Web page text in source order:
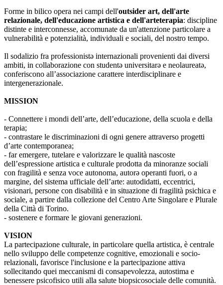
Forme in bilico opera nei campi dell'outsider art, dell'arte
relazionale, dell'educazione artistica e dell'arteterapia: discipline
distinte e interconnesse, accomunate da un'attenzione particolare a
vulnerabilità e potenzialità, individuali e sociali, del nostro tempo.
Il sodalizio fra professionistə internazionali provenienti dai diversi
ambiti, in collaborazione con studentə universitarə e neolaureatə,
conferiscono all’associazione carattere interdisciplinare e
intergenerazionale.
MISSION
- Connettere i mondi dell’arte, dell’educazione, della scuola e della
terapia;
- contrastare le discriminazioni di ogni genere attraverso progetti
d’arte contemporanea;
- far emergere, tutelare e valorizzare le qualità nascoste
dell’espressione artistica e culturale prodotta da minoranze sociali
con fragilità e senza voce autonoma, autorə operanti fuori, o a
margine, del sistema ufficiale dell’arte: autodidatti, eccentrici,
visionari, persone con disabilità e in situazione di fragilità psichica e
sociale, a partire dalla collezione del Centro Arte Singolare e Plurale
della Città di Torino.
- sostenere e formare le giovani generazioni.
VISION
La partecipazione culturale, in particolare quella artistica, è centrale
nello sviluppo delle competenze cognitive, emozionali e socio-
relazionali, favorisce l'inclusione e la partecipazione attiva
sollecitando quei meccanismi di consapevolezza, autostima e
benessere psicofisico utili alla salute biopsicosociale delle comunità.